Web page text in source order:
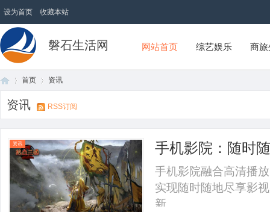
设为首页 收藏本站
磐石生活网 网站首页 综艺娱乐 商
首页 资讯
资讯 RSS订阅
资讯 手机影院：随时
手机影院融合高清播
实现随时随地尽享影
新。......